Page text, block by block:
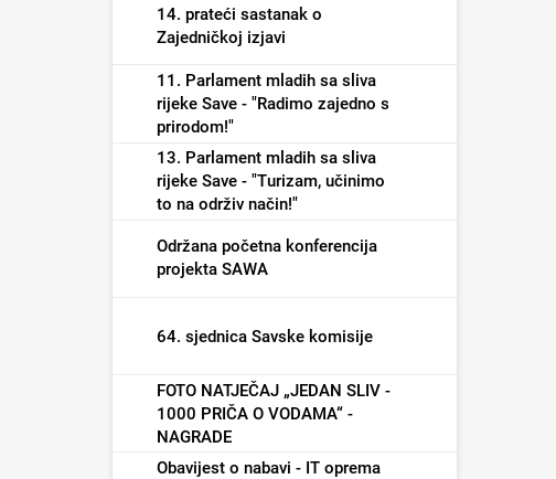
14. prateći sastanak o
Zajedničkoj izjavi
11. Parlament mladih sa sliva
rijeke Save - "Radimo zajedno s
prirodom!"
13. Parlament mladih sa sliva
rijeke Save - "Turizam, učinimo
to na održiv način!"
Održana početna konferencija
projekta SAWA
64. sjednica Savske komisije
FOTO NATJEČAJ „JEDAN SLIV -
1000 PRIČA O VODAMA“ -
NAGRADE
Obavijest o nabavi - IT oprema